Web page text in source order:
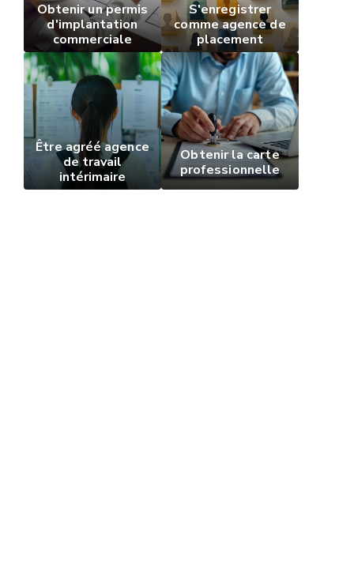
Obtenir un permis
d'implantation
commerciale
S'enregistrer
comme agence de
placement
Être agréé agence
de travail
intérimaire
Obtenir la carte
professionnelle